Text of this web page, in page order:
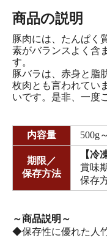
商品の説明
豚肉には、たんぱく
素がバランスよく含
す。
豚バラは、赤身と脂
枚肉とも言われてい
いです。是非、一度
内容量 500g
期限／
保存方法
【冷
賞味
保存
～商品説明～
◆保存性に優れた人